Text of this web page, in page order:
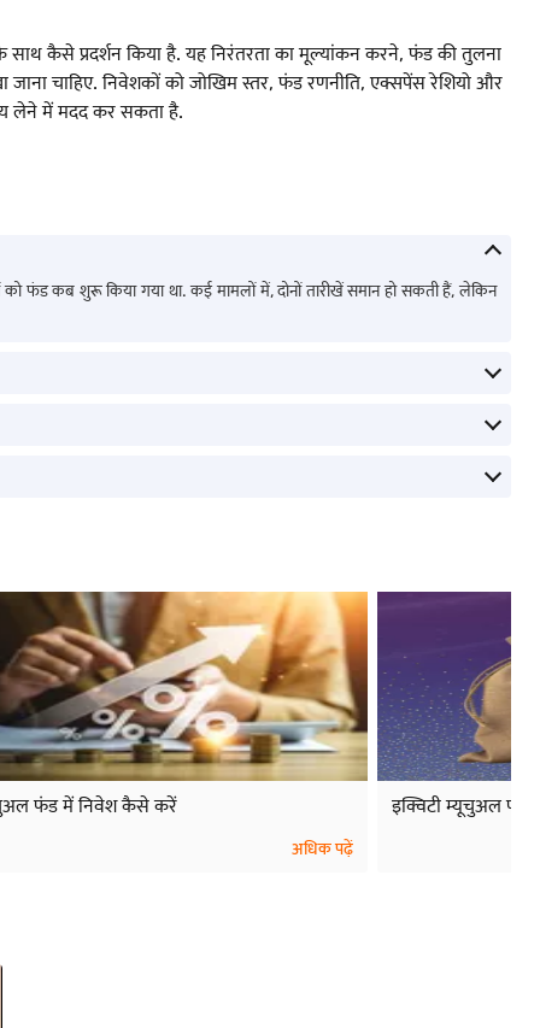
कैसे प्रदर्शन किया है. यह निरंतरता का मूल्यांकन करने, फंड की तुलना
जाना चाहिए. निवेशकों को जोखिम स्तर, फंड रणनीति, एक्सपेंस रेशियो और
लेने में मदद कर सकता है.
फंड कब शुरू किया गया था. कई मामलों में, दोनों तारीखें समान हो सकती हैं, लेकिन
फंड में निवेश कैसे करें
अधिक पढ़ें
इक्विटी म्यूचुअल